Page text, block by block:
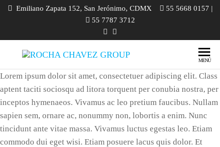
Emiliano Zapata 152, San Jerónimo, CDMX
55 5668 0157 |
55 7787 3712
CHAVEZ
GROUP
| Medicina
Ortomolecular
| Homeopatía |
Odontología |
Diplomados |
Talleres
MENÚ
Lorem ipsum dolor sit amet, consectetuer adipiscing elit. Class
aptent taciti sociosqu ad litora torquent per conubia nostra, per
inceptos hymenaeos. Vivamus ac leo pretium faucibus. Nullam
sapien sem, ornare ac, nonummy non, lobortis a enim. Nunc
tincidunt ante vitae massa. Vivamus luctus egestas leo. Etiam
commodo dui eget wisi. Etiam posuere lacus quis dolor. Et